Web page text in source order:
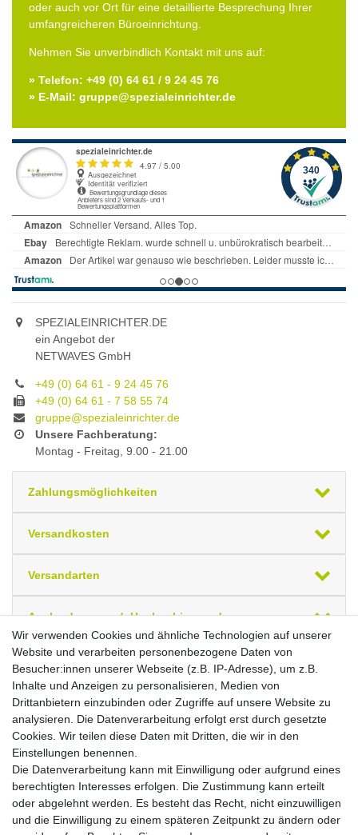
oder auch vor Ort für eine detaillierte Besprechung Ihrer
umfangreicheren Büroeinrichtung.
Nehmen Sie unverbindlich Kontakt mit uns auf:
» Telefon: +49 (0) 64 61 / 9 24 45 76
» E-Mail: gruppe@spezialeinrichter.de
SPEZIALEINRICHTER.DE
ein Angebot der
NETWAVES GmbH
+49 (0) 64 61 - 9 24 45 76
+49 (0) 64 61 - 7 58 55 74
gruppe@spezialeinrichter.de
Unsere Fachberatung:
Montag - Freitag, 9.00 - 21.00
Zahlungsmöglichkeiten
Versandkosten
Versandarten
Auslandsversand, Hochgebirgs- oder
Insellieferung
Ihre zuletzt angesehenen Artikel
PC-Schreibtisch rechts starr, C Fuß Blende
optional, 2000x1200x720, Ahorn/Silber
Brutto
Netto
In den Warenkorb
*inkl. ges. MwSt.,Versandkostenfrei (EU-Ausland
Wir verwenden Cookies und ähnliche Technologien auf unserer
Website und verarbeiten personenbezogene Daten von
Besucher:innen unserer Webseite (z.B. IP-Adresse), um z.B.
Inhalte und Anzeigen zu personalisieren, Medien von
Drittanbietern einzubinden oder Zugriffe auf unsere Website zu
analysieren. Die Datenverarbeitung erfolgt erst durch gesetzte
Cookies. Wir teilen diese Daten mit Dritten, die wir in den
Einstellungen benennen.
Die Datenverarbeitung kann mit Einwilligung oder aufgrund eines
berechtigten Interesses erfolgen. Die Zustimmung kann erteilt
oder abgelehnt werden. Es besteht das Recht, nicht einzuwilligen
und die Einwilligung zu einem späteren Zeitpunkt zu ändern oder